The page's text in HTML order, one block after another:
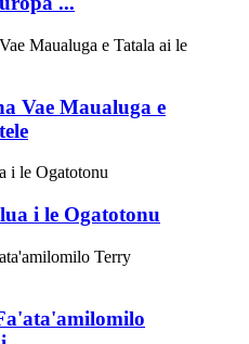
Vae Maualuga e
i le Ogatotonu